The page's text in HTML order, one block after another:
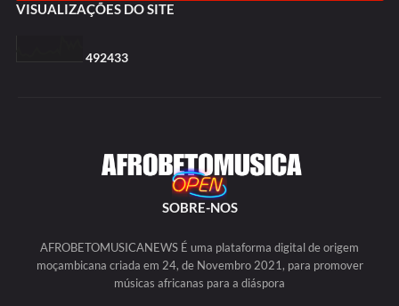
VISUALIZAÇÕES DO SITE
492433
SOBRE-NOS
AFROBETOMUSICANEWS É uma plataforma digital de origem
moçambicana criada em 24, de Novembro 2021, para promover
músicas africanas para a diáspora